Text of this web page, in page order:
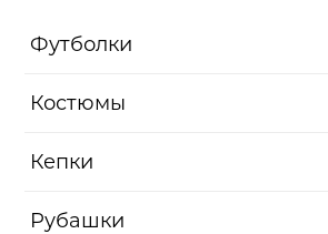
Футболки
Костюмы
Кепки
Рубашки